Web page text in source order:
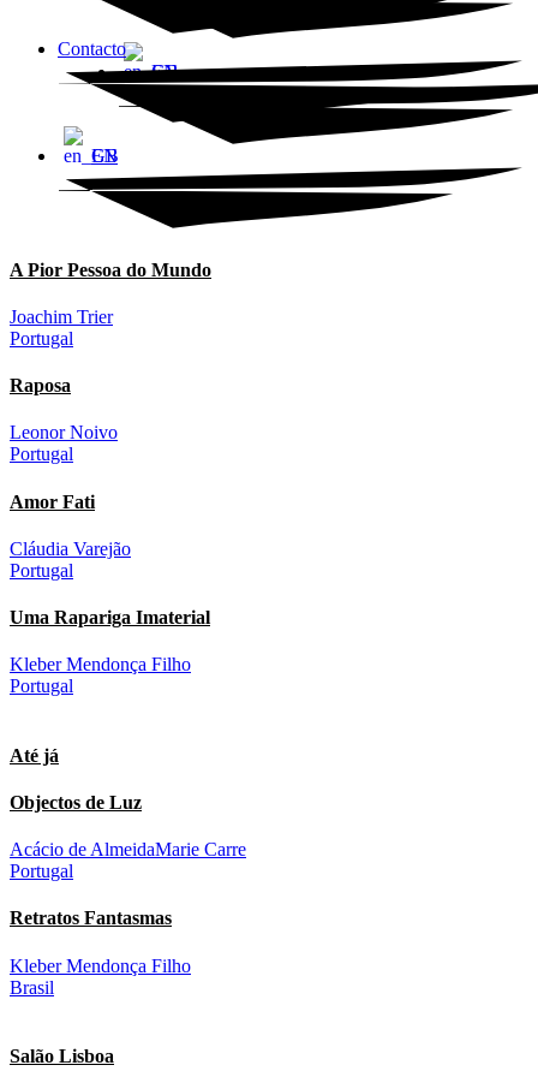
EN
Contacto
EN
A Pior Pessoa do Mundo
Joachim Trier
Portugal
Raposa
Leonor Noivo
Portugal
Amor Fati
Cláudia Varejão
Portugal
Uma Rapariga Imaterial
Kleber Mendonça Filho
Portugal
Até já
Objectos de Luz
Acácio de AlmeidaMarie Carre
Portugal
Retratos Fantasmas
Kleber Mendonça Filho
Brasil
Salão Lisboa